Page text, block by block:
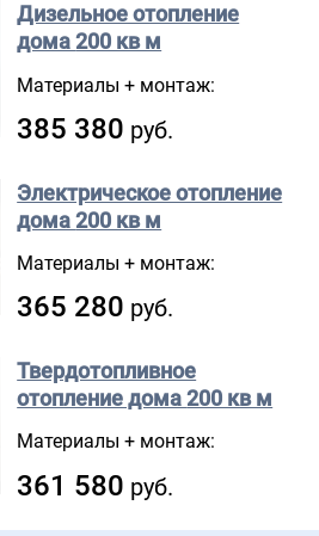
Дизельное отопление
дома200 кв м
Материалы + монтаж:
385 380 руб.
Электрическое отопление
дома200 кв м
Материалы + монтаж:
365 280 руб.
Твердотопливное
отопление дома200 кв м
Материалы + монтаж:
361 580 руб.